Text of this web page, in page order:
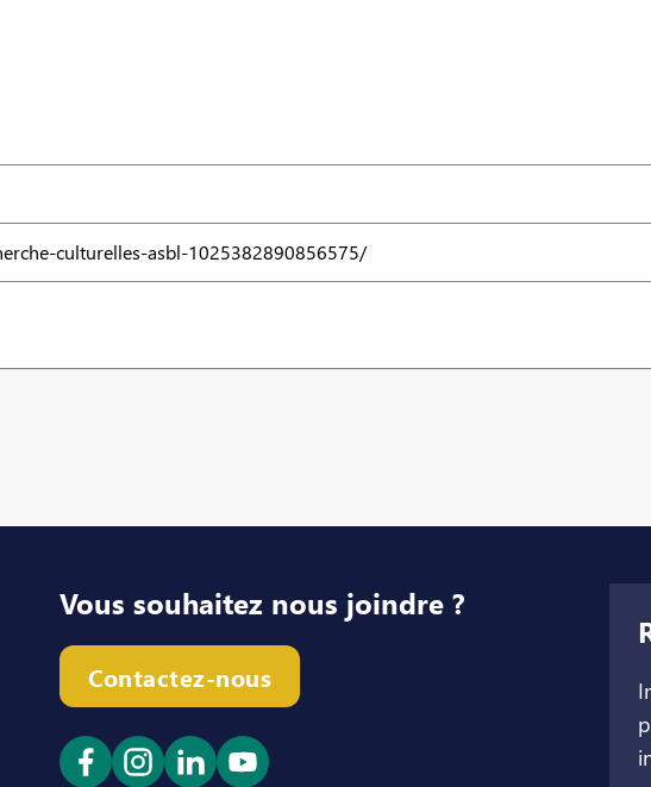
culturelles-asbl-1025382890856575/
Vous souhaitez nous joindre ?
Contactez-nous
Ouvrir le lien dans un nouvel onglet
Ouvrir le lien dans un nouvel onglet
Ouvrir le lien dans un nouvel onglet
Ouvrir le lien dans un nouvel onglet